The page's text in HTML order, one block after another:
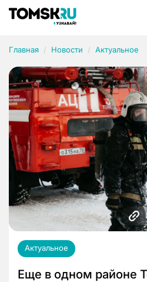
Главная Новости Актуальное
Актуальное
Еще в одном районе